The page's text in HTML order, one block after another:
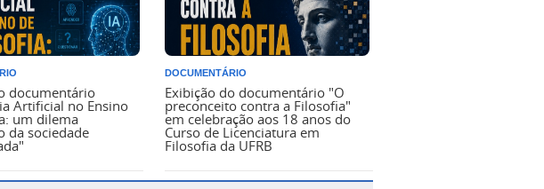
documentário
Artificial no Ensino
um dilema
da sociedade
DOCUMENTÁRIO
Exibição do documentário "O
preconceito contra a Filosofia"
em celebração aos 18 anos do
Curso de Licenciatura em
Filosofia da UFRB